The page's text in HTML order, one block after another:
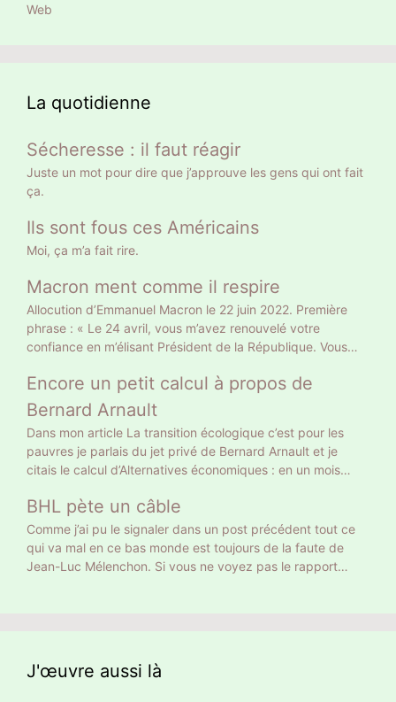
Web
La quotidienne
Sécheresse : il faut réagir
Juste un mot pour dire que j’approuve les gens qui ont fait
ça.
Ils sont fous ces Américains
Moi, ça m’a fait rire.
Macron ment comme il respire
Allocution d’Emmanuel Macron le 22 juin 2022. Première
phrase : « Le 24 avril, vous m’avez renouvelé votre
confiance en m’élisant Président de la République. Vous
donnant une légitimité claire. » Gros mensonge. Le 10 avril
il a eu 9 783058 voix soit 27,85% des suffrages exprimés
et 20% des inscrits. Un Français sur 5 a approuvé son
projet tellement clair : retraite à 65 ans et allocataires du
RSA au turbin. Vous vous rappelez autre chose, vous ? Le
24 avril 18 768 639 électeurs ont voté Macron, le double.
Donc la moitié n’ont pas voté pour son projet mais pour
faire barrage à Marine Le Pen. Curieusement, sur les
chaînes d’info on commente, dans la presse écrite on
éditorialise. Peu ont pointé ce mensonge initial. Comment
faire confiance à quelqu’un qui ment dès la première
Encore un petit calcul à propos de
Bernard Arnault
Dans mon article La transition écologique c’est pour les
pauvres je parlais du jet privé de Bernard Arnault et je
citais le calcul d’Alternatives économiques : en un mois
Français moyen en 18 ans. On peut calculer autrement. 18
ans ce sont 216 mois. Donc Bernard Arnault a la même
empreinte carbone que 216 Français moyens. Et encore on
ne parle que de son jet privé. Ni de son yacht privé de 101
BHL pète un câble
Comme j’ai pu le signaler dans un post précédent tout ce
qui va mal en ce bas monde est toujours de la faute de
Jean-Luc Mélenchon. Si vous ne voyez pas le rapport
J'œuvre aussi là